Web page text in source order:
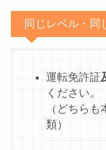
同じレベル・同
運転免許証
ください。
（どちら
類）